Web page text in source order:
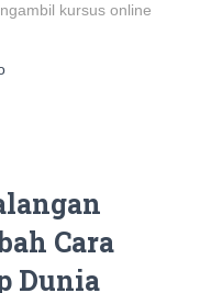
kursus online
Cara
Dunia